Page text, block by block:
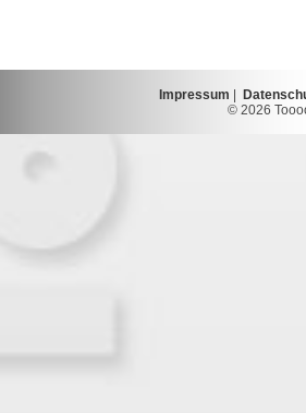
Impressum
© 2026